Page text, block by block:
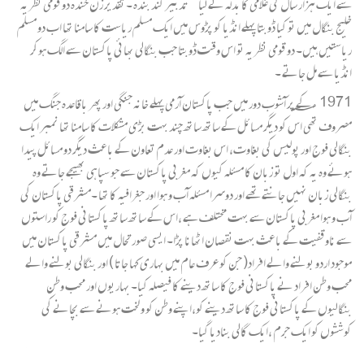
خلیج بنگال میں تو کیا ڈوبتا پہلے انڈیا کو پڑوس میں ایک مسلم ریاست کا سامنا تھا اب دو مسلم
ریاستیں ہیں۔ دو قومی نظریہ تو اس وقت ڈوبتا جب بنگالی بھائی پاکستان سے الگ ہوکر
انڈیا سے مل جاتے ۔
1971 ؁ء کے پر آشوب دور میں جب پاکستان آرمی پہلے خانہ جنگی اور پھر باقاعدہ جنگ میں
مصروف تھی اس کو دیگر مسائل کے ساتھ ساتھ چند بہت بڑی مشکلات کا سامنا تھا نمبر ایک
بنگالی فوج اور پولیس کی بغاوت، اس بغاوت اور عدم تعاون کے باعث دیگر دو مسائل پیدا
ہوئے وہ یہ کہ اول تو زبان کا مسئلہ کیوں کہ مغربی پاکستان سے جو سپاہی بھیجے جاتے وہ
بنگالی زبان نہیں جانتے تھے اور دوسرا مسئلہ آب و ہوا اور جغرافیہ کا تھا ۔مشرقی پاکستان کی
آب و ہوا مغربی پاکستان سے بہت مختلف ہے ،اس کے ساتھ ساتھ پاکستانی فوج کو راستوں
سے ناوقفیت کے باعث بہت نقصان اٹھانا پڑا۔ ایسی صورتحال میں مشرقی پاکستان میں
موجود اردو بولنے والے افراد( جن کو عرف عام میں بہاری کہا جاتا ) اور بنگالی بولنے والے
محب وطن افراد نے پاکستانی فوج کا ساتھ دینے کا فیصلہ کیا۔ بہاریوں اور محب وطن
بنگالیوں کے پاکستانی فوج کا ساتھ دینے کو،اپنے وطن کو و لخت ہونے سے بچانے کی
کوششوں کو ایک جرم ،ایک گالی بنادیا گیا۔